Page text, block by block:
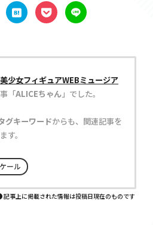
美少女フィギュアWEBミュージア
「ALICEちゃん」でした。
グキーワードからも、関連記事を
す。
ール
記事上に掲載された情報は投稿日現在のものです